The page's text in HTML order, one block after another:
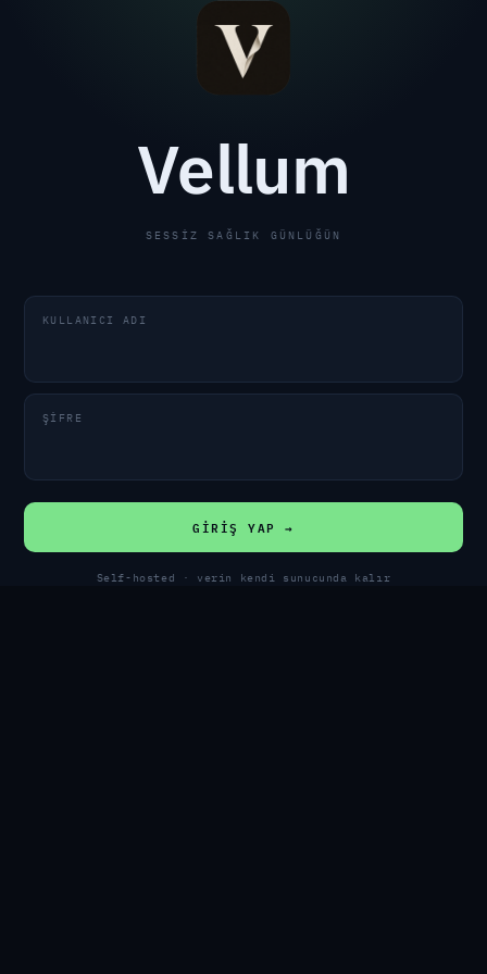
Vellum
SESSIZ SAĞLIK GÜNLÜĞÜN
KULLANICI ADI
ŞIFRE
GIRIŞ YAP →
Self-hosted · verin kendi sunucunda kalır